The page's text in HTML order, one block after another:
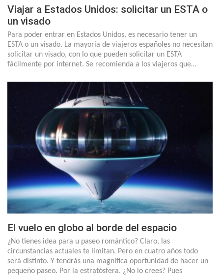
Viajar a Estados Unidos: solicitar un ESTA o
un visado
Para poder entrar en Estados Unidos, es necesario tener un
ESTA o un visado. La mayoría de viajeros españoles no necesitan
solicitar un visado, con lo que pueden solicitar un ESTA
fácilmente por internet. Se recomienda a los viajeros que…
El vuelo en globo al borde del espacio
¿No tienes idea para u paseo romántico? Claro, las
circunstancias actuales te limitan. Pero en cuatro años todo
será distinto. Y tendrás una magnífica oportunidad de hacer un
pequeño paseo. Por la estratósfera. ¿No lo crees? Pues